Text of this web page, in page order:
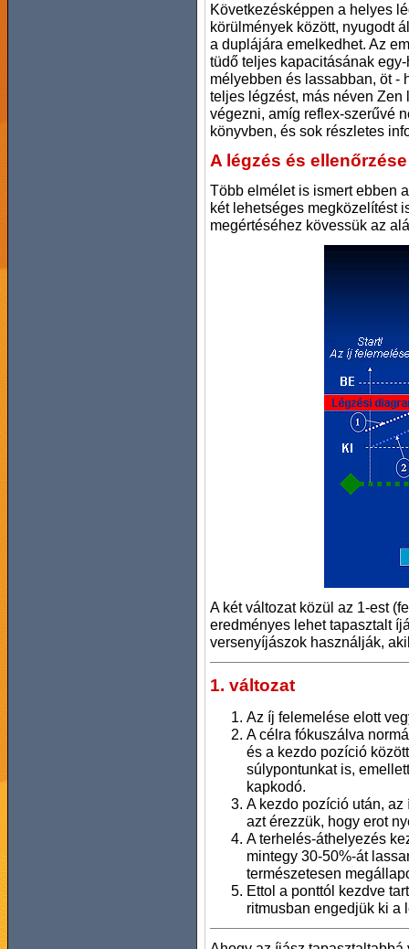
Következésképpen a helyes
körülmények között, nyugodt
a duplájára emelkedhet. Az
tüdő teljes kapacitásának
mélyebben és lassabban, öt -
teljes légzést, más néven
végezni, amíg reflex-szerűvé
könyvben, és sok részletes
A légzés és
Több elmélet is ismert ebben
két lehetséges megközelítést
megértéséhez kövessük az
A két változat közül az 1-est
eredményes lehet tapasztalt
versenyíjászok használják,
1. változat
Az íj felemelése elott
A célra fókuszálva
és a kezdo pozíció
súlypontunkat is,
kapkodó.
A kezdo pozíció után,
azt érezzük, hogy erot
A terhelés-áthelyezés
mintegy 30-50%-át
természetesen
Ettol a ponttól kezdve
ritmusban engedjük ki a